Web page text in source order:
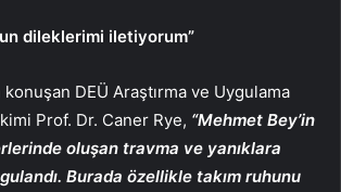
dileklerimi iletiyorum”
konuşan DEÜ Araştırma ve Uygulama
Prof. Dr. Caner Rye, “Mehmet Bey’in
oluşan travma ve yanıklara
Burada özellikle takım ruhunu